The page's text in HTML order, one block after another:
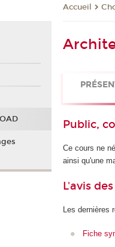
Accueil
Public,
Ce cours ne
ainsi qu'une
L'avis
Les dernières
Fiche